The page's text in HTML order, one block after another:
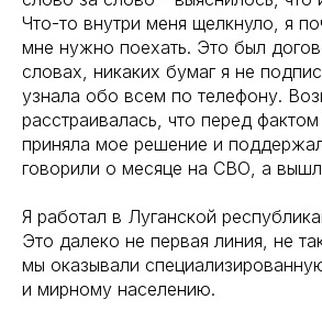
Что-то внутри меня щелкнуло, я
мне нужно поехать. Это был
словах, никаких бумаг я не
узнала обо всем по телефону.
расстраивалась, что перед
приняла мое решение и
говорили о месяце на СВО, а
Я работал в Луганской
Это далеко не первая линия, не
мы оказывали
и мирному населению.